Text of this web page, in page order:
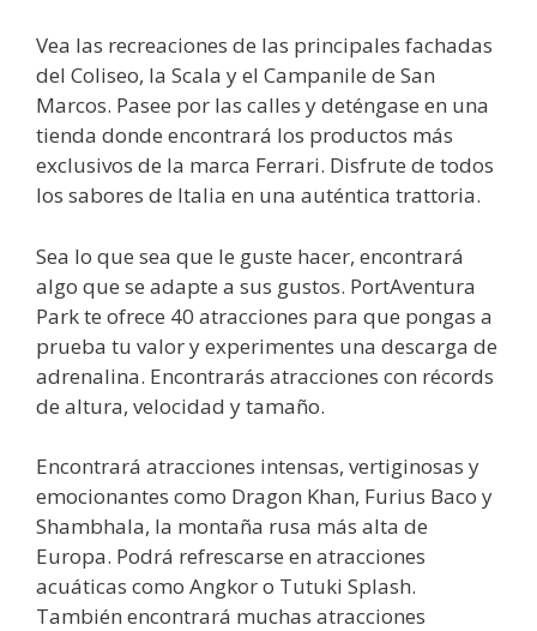
Vea las recreaciones de las principales fachadas
del Coliseo, la Scala y el Campanile de San
Marcos. Pasee por las calles y deténgase en una
tienda donde encontrará los productos más
exclusivos de la marca Ferrari. Disfrute de todos
los sabores de Italia en una auténtica trattoria.
Sea lo que sea que le guste hacer, encontrará
algo que se adapte a sus gustos. PortAventura
Park te ofrece 40 atracciones para que pongas a
prueba tu valor y experimentes una descarga de
adrenalina. Encontrarás atracciones con récords
de altura, velocidad y tamaño.
Encontrará atracciones intensas, vertiginosas y
emocionantes como Dragon Khan, Furius Baco y
Shambhala, la montaña rusa más alta de
Europa. Podrá refrescarse en atracciones
acuáticas como Angkor o Tutuki Splash.
También encontrará muchas atracciones